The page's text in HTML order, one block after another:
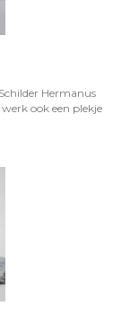
Hermanus
ook een plekje